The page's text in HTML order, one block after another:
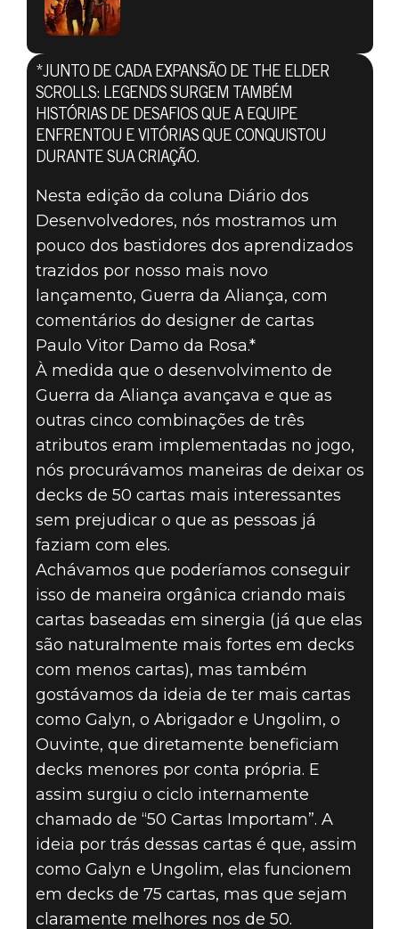
The Elder Scrolls: Legends
23 de maio de 2019
DIÁRIO DOS
DE GUERRA DA
ALIANÇA –
MELHORES NOS
50
*JUNTO DE CADA EXPANSÃO DE THE ELDER
SCROLLS: LEGENDS SURGEM TAMBÉM
HISTÓRIAS DE DESAFIOS QUE A EQUIPE
ENFRENTOU E VITÓRIAS QUE CONQUISTOU
DURANTE SUA CRIAÇÃO.
Nesta edição da coluna Diário dos
Desenvolvedores, nós mostramos um
pouco dos bastidores dos aprendizados
trazidos por nosso mais novo
lançamento, Guerra da Aliança, com
comentários do designer de cartas
Paulo Vitor Damo da Rosa.*
À medida que o desenvolvimento de
Guerra da Aliança avançava e que as
outras cinco combinações de três
atributos eram implementadas no jogo,
nós procurávamos maneiras de deixar os
decks de 50 cartas mais interessantes
sem prejudicar o que as pessoas já
faziam com eles.
Achávamos que poderíamos conseguir
isso de maneira orgânica criando mais
cartas baseadas em sinergia (já que elas
são naturalmente mais fortes em decks
com menos cartas), mas também
gostávamos da ideia de ter mais cartas
como Galyn, o Abrigador e Ungolim, o
Ouvinte, que diretamente beneficiam
decks menores por conta própria. E
assim surgiu o ciclo internamente
chamado de “50 Cartas Importam”. A
ideia por trás dessas cartas é que, assim
como Galyn e Ungolim, elas funcionem
em decks de 75 cartas, mas que sejam
claramente melhores nos de 50.